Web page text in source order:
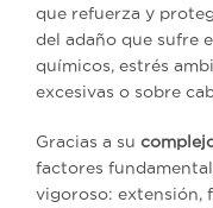
que refuerza y
del adaño que sufre
químicos, estrés
excesivas o sobre
Gracias a su
factores
vigoroso: extensión,